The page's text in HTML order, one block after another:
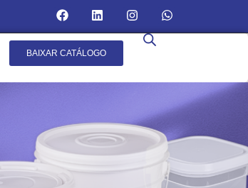
BAIXAR CATÁLOGO